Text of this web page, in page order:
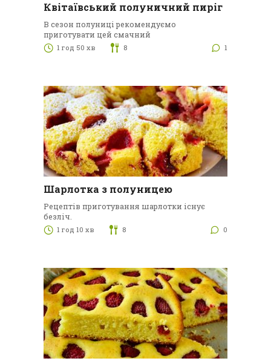
Квітаївський полуничний пиріг
В сезон полуниці рекомендуємо
приготувати цей смачний
1 год 50 хв 8 1
Шарлотка з полуницею
Рецептів приготування шарлотки існує
безліч.
1 год 10 хв 8 0